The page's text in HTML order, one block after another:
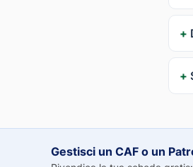
Gestisci un CAF o un